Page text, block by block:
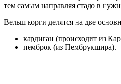
тем самым направляя стадо в
Вельш корги делятся на две
кардиган (происходит из
пемброк (из Пембрукшира).